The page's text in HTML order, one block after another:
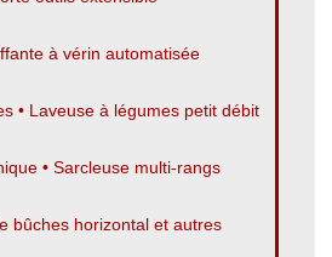
à vérin automatisée
• Laveuse à légumes petit débit
• Sarcleuse multi-rangs
bûches horizontal et autres